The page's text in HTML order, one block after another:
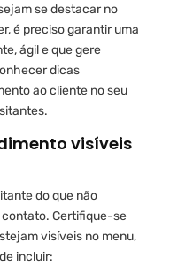
se destacar no
é preciso garantir uma
ágil e que gere
dicas
ao cliente no seu
visíveis
do que não
Certifique-se
visíveis no menu,
incluir: